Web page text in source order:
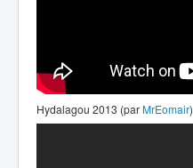
Hydalagou 2013 (par MrEomair)